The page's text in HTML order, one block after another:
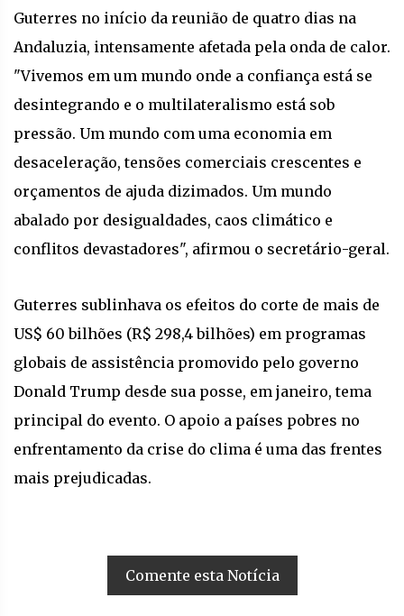
Guterres no início da reunião de quatro dias na
Andaluzia, intensamente afetada pela onda de calor.
"Vivemos em um mundo onde a confiança está se
desintegrando e o multilateralismo está sob
pressão. Um mundo com uma economia em
desaceleração, tensões comerciais crescentes e
orçamentos de ajuda dizimados. Um mundo
abalado por desigualdades, caos climático e
conflitos devastadores", afirmou o secretário-geral.
Guterres sublinhava os efeitos do corte de mais de
US$ 60 bilhões (R$ 298,4 bilhões) em programas
globais de assistência promovido pelo governo
Donald Trump desde sua posse, em janeiro, tema
principal do evento. O apoio a países pobres no
enfrentamento da crise do clima é uma das frentes
mais prejudicadas.
Comente esta Notícia